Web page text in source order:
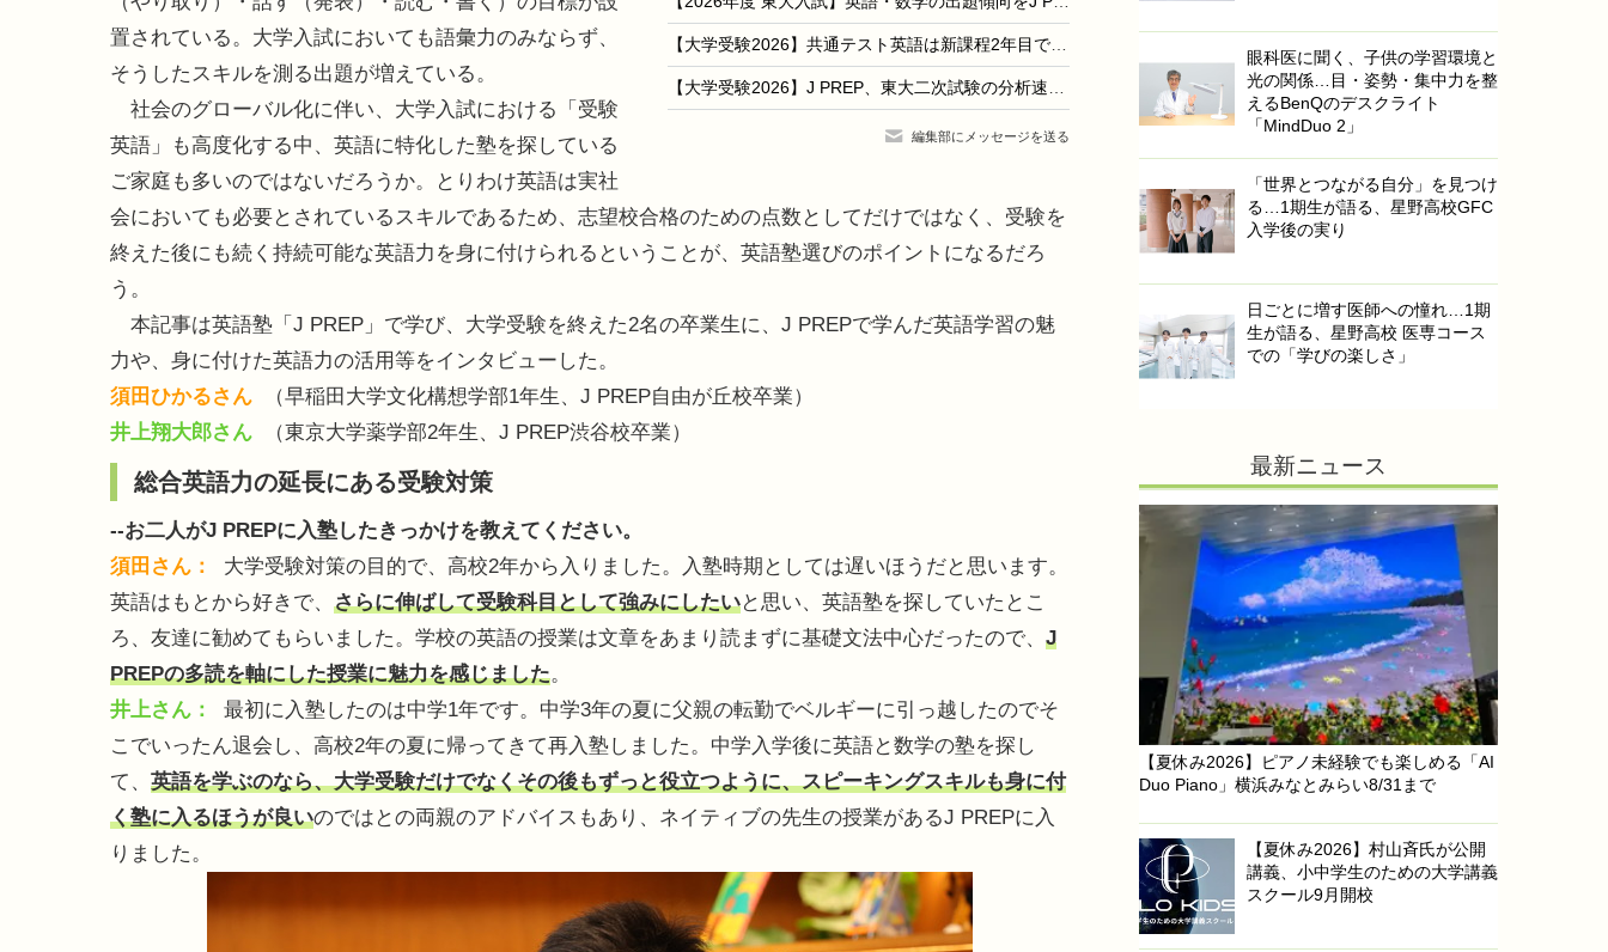
【大学受験2026】共通テスト英語は新課程2年目で出題の質に変化あり！ J PREPが難易度を分析
【大学受験2026】J PREP、東大二次試験の分析速報セミナー…2/27無料開催
編集部にメッセージを送る
置されている。大学入試においても語彙力のみならず、
そうしたスキルを測る出題が増えている。
社会のグローバル化に伴い、大学入試における「受験
英語」も高度化する中、英語に特化した塾を探している
ご家庭も多いのではないだろうか。とりわけ英語は実社
会においても必要とされているスキルであるため、志望校合格のための点数としてだけではなく、受験を
終えた後にも続く持続可能な英語力を身に付けられるということが、英語塾選びのポイントになるだろ
う。
本記事は英語塾「J PREP」で学び、大学受験を終えた2名の卒業生に、J PREPで学んだ英語学習の魅
力や、身に付けた英語力の活用等をインタビューした。
須田ひかるさん
（早稲田大学文化構想学部1年生、J PREP自由が丘校卒業）
井上翔大郎さん
（東京大学薬学部2年生、J PREP渋谷校卒業）
総合英語力の延長にある受験対策
--お二人がJ PREPに入塾したきっかけを教えてください。
須田さん：
大学受験対策の目的で、高校2年から入りました。入塾時期としては遅いほうだと思います。
英語はもとから好きで、 さらに伸ばして受験科目として強みにしたいと思い、英語塾を探していたとこ
ろ、友達に勧めてもらいました。学校の英語の授業は文章をあまり読まずに基礎文法中心だったので、 J
PREPの多読を軸にした授業に魅力を感じました。
井上さん：
最初に入塾したのは中学1年です。中学3年の夏に父親の転勤でベルギーに引っ越したのでそ
こでいったん退会し、高校2年の夏に帰ってきて再入塾しました。中学入学後に英語と数学の塾を探し
て、 英語を学ぶのなら、大学受験だけでなくその後もずっと役立つように、スピーキングスキルも身に付
く塾に入るほうが良いのではとの両親のアドバイスもあり、ネイティブの先生の授業があるJ PREPに入
りました。
眼科医に聞く、子供の学習環境と
光の関係…目・姿勢・集中力を整
えるBenQのデスクライト
「MindDuo 2」
「世界とつながる自分」を見つけ
る…1期生が語る、星野高校GFC
入学後の実り
日ごとに増す医師への憧れ…1期
生が語る、星野高校 医専コース
での「学びの楽しさ」
最新ニュース
【夏休み2026】ピアノ未経験でも楽しめる「AI
Duo Piano」横浜みなとみらい8/31まで
【夏休み2026】村山斉氏が公開
講義、小中学生のための大学講義
スクール9月開校